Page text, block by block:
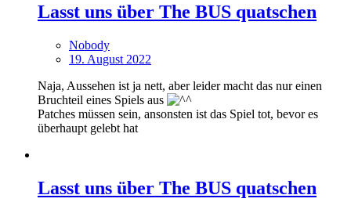
Lasst uns über The BUS quatschen
Nobody
19. August 2022
Naja, Aussehen ist ja nett, aber leider macht das nur einen
Bruchteil eines Spiels aus
Patches müssen sein, ansonsten ist das Spiel tot, bevor es
überhaupt gelebt hat
Lasst uns über The BUS quatschen